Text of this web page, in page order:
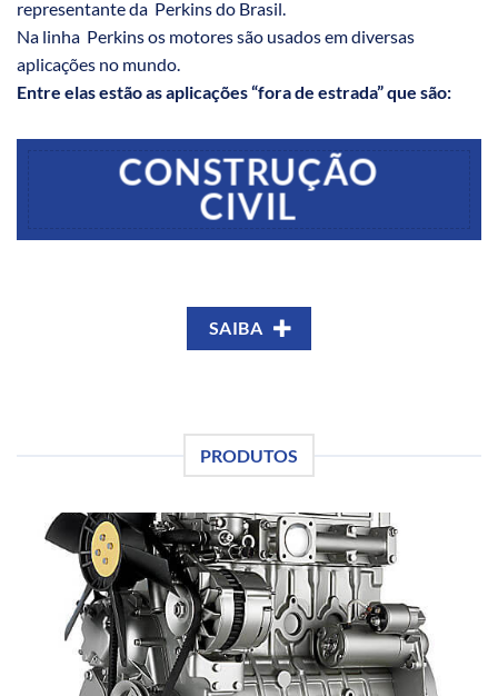
representante da Perkins do Brasil.
Na linha Perkins os motores são usados em diversas
aplicações no mundo.
Entre elas estão as aplicações “fora de estrada” que são:
CONSTRUÇÃO
CIVIL
SAIBA
PRODUTOS